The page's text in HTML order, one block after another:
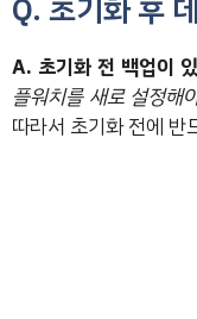
Q. 초기화 후
A. 초기화 전 백업이
플워치를 새로 설정해
따라서 초기화 전에 반